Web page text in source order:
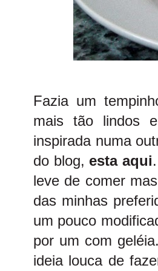
Fazia um
mais tão lindos
inspirada numa
do blog, esta aqui
leve de comer
das minhas
um pouco
por um com
ideia louca de